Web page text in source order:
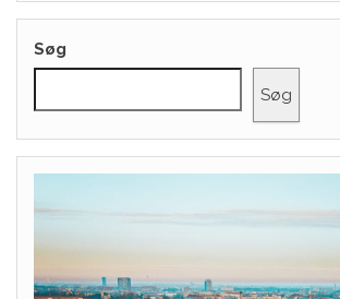
Søg
Søg